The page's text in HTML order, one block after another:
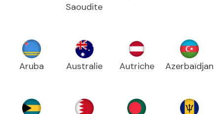
Saoudite
Aruba Australie Autriche Azerbaïdjan